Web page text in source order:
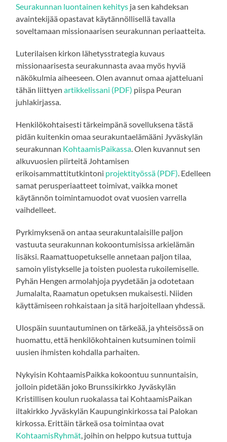
Seurakunnan luontainen kehitys ja sen kahdeksan
avaintekijää opastavat käytännöllisellä tavalla
soveltamaan missionaarisen seurakunnan periaatteita.
Luterilaisen kirkon lähetysstrategia kuvaus
missionaarisesta seurakunnasta avaa myös hyviä
näkökulmia aiheeseen. Olen avannut omaa ajatteluani
tähän liittyenartikkelissani (PDF) piispa Peuran
juhlakirjassa.
Henkilökohtaisesti tärkeimpänä sovelluksena tästä
pidän kuitenkin omaa seurakuntaelämääni Jyväskylän
seurakunnan KohtaamisPaikassa. Olen kuvannut sen
alkuvuosien piirteitä Johtamisen
erikoisammattitutkintoni projektityössä (PDF). Edelleen
samat perusperiaatteet toimivat, vaikka monet
käytännön toimintamuodot ovat vuosien varrella
vaihdelleet.
Pyrkimyksenä on antaa seurakuntalaisille paljon
vastuuta seurakunnan kokoontumisissa arkielämän
lisäksi. Raamattuopetukselle annetaan paljon tilaa,
samoin ylistykselle ja toisten puolesta rukoilemiselle.
Pyhän Hengen armolahjoja pyydetään ja odotetaan
Jumalalta, Raamatun opetuksen mukaisesti. Niiden
käyttämiseen rohkaistaan ja sitä harjoitellaan yhdessä.
Ulospäin suuntautuminen on tärkeää, ja yhteisössä on
huomattu, että henkilökohtainen kutsuminen toimii
uusien ihmisten kohdalla parhaiten.
Nykyisin KohtaamisPaikka kokoontuu sunnuntaisin,
jolloin pidetään joko Brunssikirkko Jyväskylän
Kristillisen koulun ruokalassa tai KohtaamisPaikan
iltakirkko Jyväskylän Kaupunginkirkossa tai Palokan
kirkossa. Erittäin tärkeä osa toimintaa ovat
KohtaamisRyhmät, joihin on helppo kutsua tuttuja